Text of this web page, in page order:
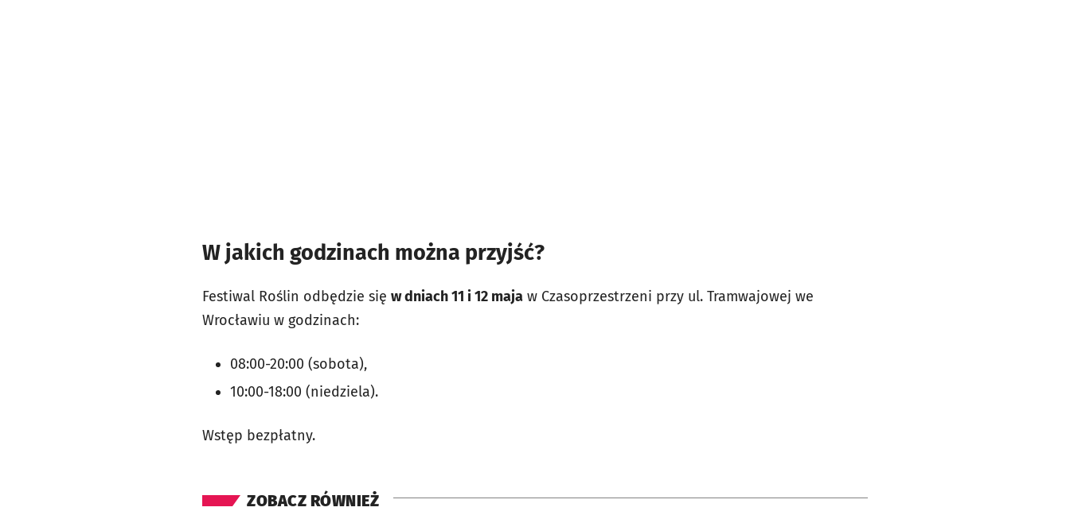
W jakich godzinach można przyjść?
Festiwal Roślin odbędzie się w dniach 11 i 12 maja w Czasoprzestrzeni przy ul. Tramwajowej we
Wrocławiu w godzinach:
08:00-20:00 (sobota),
10:00-18:00 (niedziela).
Wstęp bezpłatny.
ZOBACZ RÓWNIEŻ